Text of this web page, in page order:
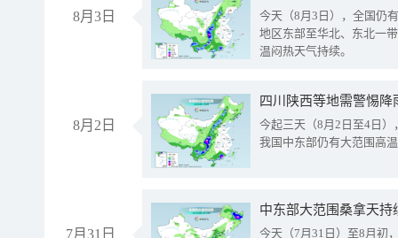
8月3日
今天（8月3日），全国仍
地区东部至华北、东北一
温闷热天气持续。
8月2日
今起三天（8月2日至4日
我国中东部仍有大范围高
7月31日
中东部大范围桑拿天
今天（7月31日）至8月初